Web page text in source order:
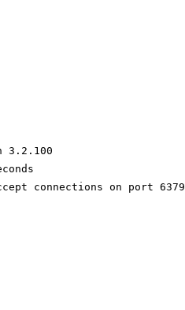
3.2.100
connections on port 6379